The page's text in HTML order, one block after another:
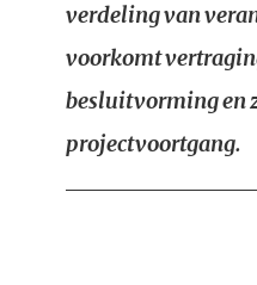
verdeling van
voorkomt
besluitvorming en
projectvoortgang.